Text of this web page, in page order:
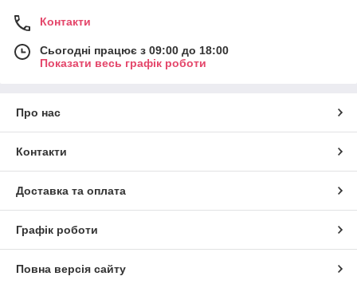
Контакти
Сьогодні працює з 09:00 до 18:00
Показати весь графік роботи
Про нас
Контакти
Доставка та оплата
Графік роботи
Повна версія сайту